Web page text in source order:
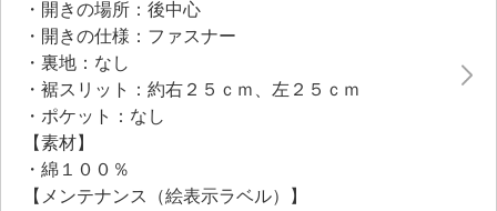
・開きの場所：後中心
・開きの仕様：ファスナー
・裏地：なし
・裾スリット：約右２５ｃｍ、左２５ｃｍ
・ポケット：なし
【素材】
・綿１００％
【メンテナンス（絵表示ラベル）】